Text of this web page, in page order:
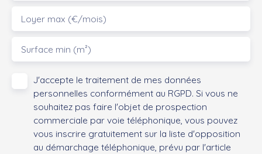
Loyer max (€/mois)
Surface min (m²)
J'accepte le traitement de mes données
personnelles conformément au RGPD. Si vous ne
souhaitez pas faire l'objet de prospection
commerciale par voie téléphonique, vous pouvez
vous inscrire gratuitement sur la liste d'opposition
au démarchage téléphonique, prévu par l'article